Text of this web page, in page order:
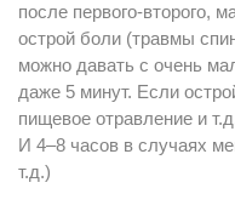
после первого-второго,
острой боли (травмы
можно давать с очень
даже 5 минут. Если
пищевое отравление и
И 4–8 часов в случаях
т.д.)